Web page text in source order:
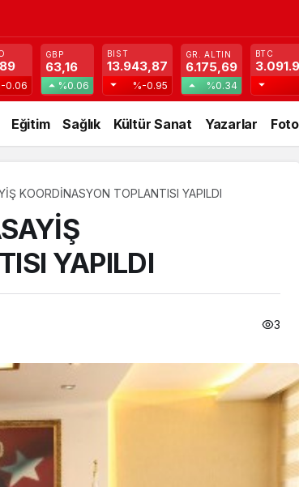
0.06
GBP
63,16
%0.06
BIST
13.943,87
%-0.95
GR. ALTIN
6.175,69
%0.34
BTC
Eğitim Sağlık Kültür Sanat Yazarlar
KOORDİNASYON TOPLANTISI YAPILDI
YAPILDI
3